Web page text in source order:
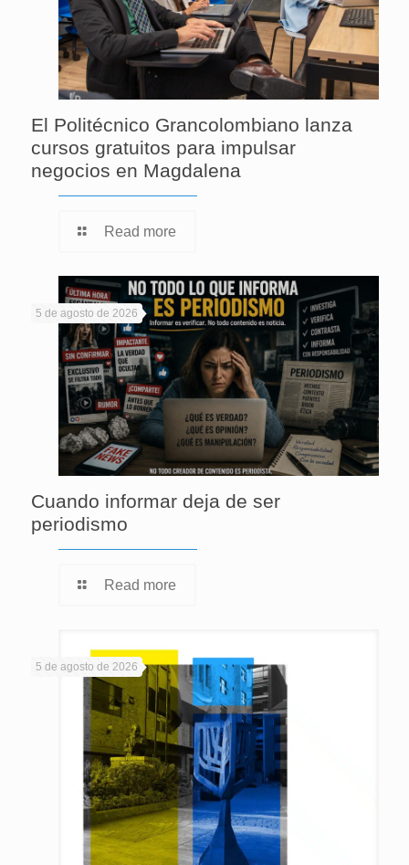
El Politécnico Grancolombiano lanza
cursos gratuitos para impulsar
negocios en Magdalena
Read more
5 de agosto de 2026
Cuando informar deja de ser
periodismo
Read more
5 de agosto de 2026